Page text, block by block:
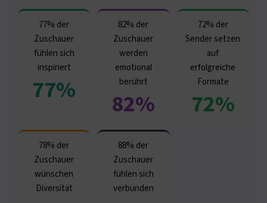
77% der
Zuschauer
fühlen sich
inspiriert
77%
82% der
Zuschauer
werden
emotional
berührt
82%
72% der
Sender setzen
auf
erfolgreiche
Formate
72%
78% der
Zuschauer
wünschen
Diversität
88% der
Zuschauer
fühlen sich
verbunden